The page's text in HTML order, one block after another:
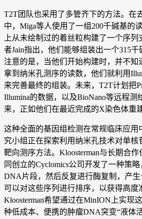
T2T团队也采用了多管齐下的方法。在
中，Miga等人使用了一组200千碱基的
上从未绘制过的着丝粒构建了一个序
者Jain指出，他们能够组装出一个315
注意的是，当他们开始构建时，并不知
拿到纳米孔测序的读数，他们就利用
来完善最终的组装。未来，T2T计划把
Illumina的数据，以及BioNano等远程测
来，正如他们在最近完成的X染色体重
这种全面的基因组检测在常规临床应用
究小组正在探索利用纳米孔技术对单核
靶向测序方法。Kloosterman与长期合作
同创立的Cyclomics公司开发了一种策
DNA片段，然后反复进行酶复制，产
可以对这些序列进行排序，以获得高度
Kloosterman希望通过在MinION上实现
种低成本、便携的肿瘤DNA突变“液体